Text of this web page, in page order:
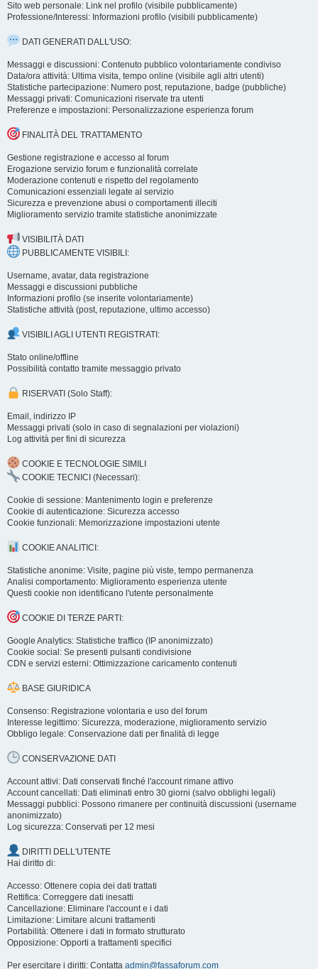
Sito web personale: Link nel profilo (visibile pubblicamente)
Professione/Interessi: Informazioni profilo (visibili pubblicamente)
DATI GENERATI DALL'USO:
Messaggi e discussioni: Contenuto pubblico volontariamente condiviso
Data/ora attività: Ultima visita, tempo online (visibile agli altri utenti)
Statistiche partecipazione: Numero post, reputazione, badge (pubbliche)
Messaggi privati: Comunicazioni riservate tra utenti
Preferenze e impostazioni: Personalizzazione esperienza forum
FINALITÀ DEL TRATTAMENTO
Gestione registrazione e accesso al forum
Erogazione servizio forum e funzionalità correlate
Moderazione contenuti e rispetto del regolamento
Comunicazioni essenziali legate al servizio
Sicurezza e prevenzione abusi o comportamenti illeciti
Miglioramento servizio tramite statistiche anonimizzate
VISIBILITÀ DATI
PUBBLICAMENTE VISIBILI:
Username, avatar, data registrazione
Messaggi e discussioni pubbliche
Informazioni profilo (se inserite volontariamente)
Statistiche attività (post, reputazione, ultimo accesso)
VISIBILI AGLI UTENTI REGISTRATI:
Stato online/offline
Possibilità contatto tramite messaggio privato
RISERVATI (Solo Staff):
Email, indirizzo IP
Messaggi privati (solo in caso di segnalazioni per violazioni)
Log attività per fini di sicurezza
COOKIE E TECNOLOGIE SIMILI
COOKIE TECNICI (Necessari):
Cookie di sessione: Mantenimento login e preferenze
Cookie di autenticazione: Sicurezza accesso
Cookie funzionali: Memorizzazione impostazioni utente
COOKIE ANALITICI:
Statistiche anonime: Visite, pagine più viste, tempo permanenza
Analisi comportamento: Miglioramento esperienza utente
Questi cookie non identificano l'utente personalmente
COOKIE DI TERZE PARTI:
Google Analytics: Statistiche traffico (IP anonimizzato)
Cookie social: Se presenti pulsanti condivisione
CDN e servizi esterni: Ottimizzazione caricamento contenuti
BASE GIURIDICA
Consenso: Registrazione volontaria e uso del forum
Interesse legittimo: Sicurezza, moderazione, miglioramento servizio
Obbligo legale: Conservazione dati per finalità di legge
CONSERVAZIONE DATI
Account attivi: Dati conservati finché l'account rimane attivo
Account cancellati: Dati eliminati entro 30 giorni (salvo obblighi legali)
Messaggi pubblici: Possono rimanere per continuità discussioni (username
anonimizzato)
Log sicurezza: Conservati per 12 mesi
DIRITTI DELL'UTENTE
Hai diritto di:
Accesso: Ottenere copia dei dati trattati
Rettifica: Correggere dati inesatti
Cancellazione: Eliminare l'account e i dati
Limitazione: Limitare alcuni trattamenti
Portabilità: Ottenere i dati in formato strutturato
Opposizione: Opporti a trattamenti specifici
Per esercitare i diritti: Contatta admin@fassaforum.com